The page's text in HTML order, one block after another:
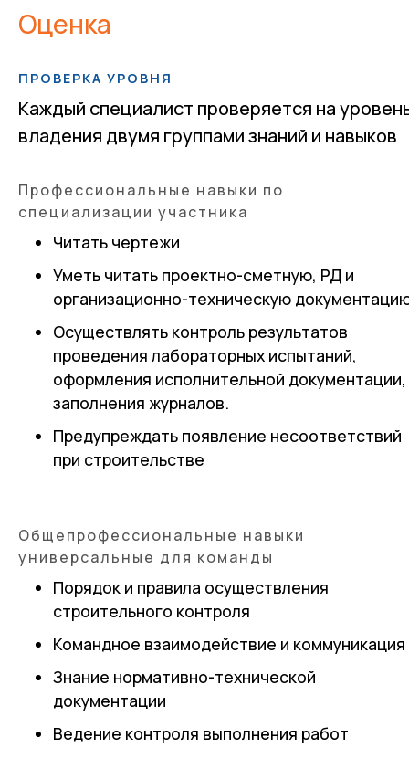
Оценка
ПРОВЕРКА УРОВНЯ
Каждый специалист проверяется на
владения двумя группами знаний и навыков
Профессиональные навыки по
специализации участника
Читать чертежи
Уметь читать проектно-сметную, РД и
организационно-техническую
Осуществлять контроль результатов
проведения лабораторных испытаний,
оформления исполнительной документации,
заполнения журналов.
Предупреждать появление несоответствий
при строительстве
Общепрофессиональные навыки
универсальные для команды
Порядок и правила осуществления
строительного контроля
Командное взаимодействие и коммуникация
Знание нормативно-технической
документации
Ведение контроля выполнения работ